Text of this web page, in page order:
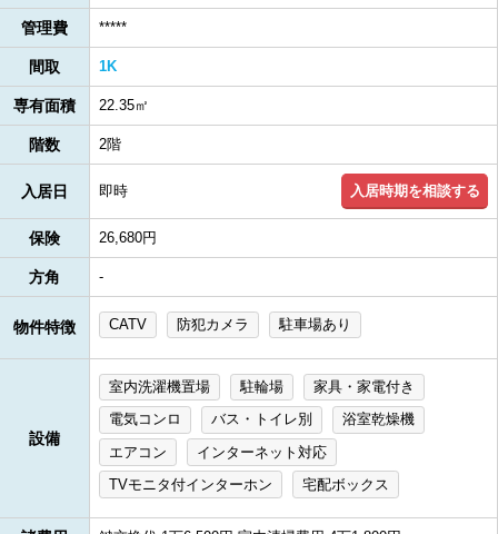
管理費 *****
間取 1K
専有面積 22.35㎡
階数 2階
入居日 即時 入居時期を相談する
保険 26,680円
方角 -
物件特徴 CATV 防犯カメラ 駐車場あり
設備
室内洗濯機置場 駐輪場
家具・家電付き
電気コンロ
バス・トイレ別
浴室乾燥機
エアコン
インターネット対応
TVモニタ付インターホン
宅配ボックス